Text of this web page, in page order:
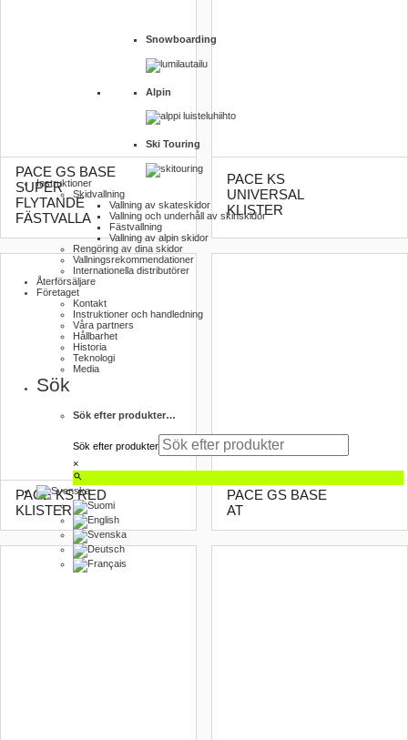
Snowboarding
Alpin
Ski Touring
Instruktioner
Skidvallning
Vallning av skateskidor
Vallning och underhåll av skinskidor
Fästvallning
Vallning av alpin skidor
Rengöring av dina skidor
Vallnings­rekommendationer
Internationella distributörer
Återförsäljare
Företaget
Kontakt
Instruktioner och handledning
Våra partners
Hållbarhet
Historia
Teknologi
Media
Sök
Sök efter produkter…
Sök efter produkter
×
PACE GS BASE
SUPER
FLYTANDE
FÄSTVALLA
PACE KS
UNIVERSAL
KLISTER
PACE KS RED
KLISTER
PACE GS BASE
AT